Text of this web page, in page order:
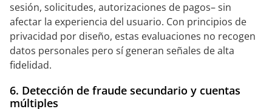
sesión, solicitudes, autorizaciones de pagos– sin
afectar la experiencia del usuario. Con principios de
privacidad por diseño, estas evaluaciones no recogen
datos personales pero sí generan señales de alta
fidelidad.
6. Detección de fraude secundario y cuentas
múltiples